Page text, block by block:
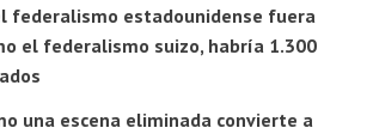
federalismo estadounidense fuera
el federalismo suizo, habría 1.300
una escena eliminada convierte a